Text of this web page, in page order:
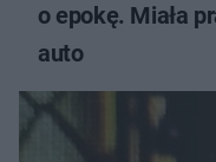
o epokę. Miała
auto